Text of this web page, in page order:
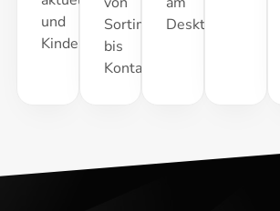
und
Kinderbrillen.
Sortiment
bis
Kontakt.
Desktop.